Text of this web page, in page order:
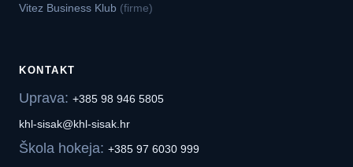
Vitez Business Klub (firme)
KONTAKT
Uprava: +385 98 946 5805
khl-sisak@khl-sisak.hr
Škola hokeja: +385 97 6030 999